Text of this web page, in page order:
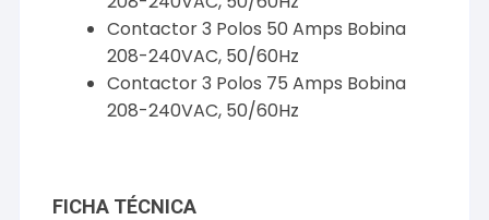
Contactor 3 Polos 50 Amps Bobina
208-240VAC, 50/60Hz
Contactor 3 Polos 75 Amps Bobina
208-240VAC, 50/60Hz
FICHA TÉCNICA